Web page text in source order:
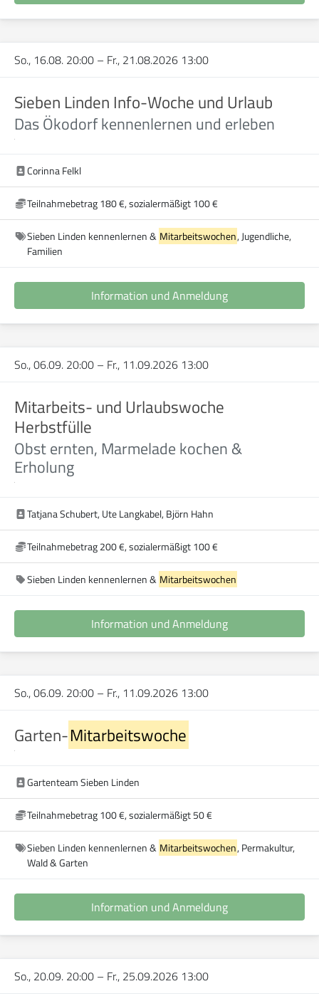
So., 16.08. 20:00 – Fr., 21.08.2026 13:00
Sieben Linden Info-Woche und Urlaub
Das Ökodorf kennenlernen und erleben
Corinna Felkl
Teilnahmebetrag 180 €, sozialermäßigt 100 €
Sieben Linden kennenlernen & Mitarbeitswochen, Jugendliche,
Familien
Information und Anmeldung
So., 06.09. 20:00 – Fr., 11.09.2026 13:00
Mitarbeits- und Urlaubswoche
Herbstfülle
Obst ernten, Marmelade kochen &
Erholung
Tatjana Schubert, Ute Langkabel, Björn Hahn
Teilnahmebetrag 200 €, sozialermäßigt 100 €
Sieben Linden kennenlernen & Mitarbeitswochen
Information und Anmeldung
So., 06.09. 20:00 – Fr., 11.09.2026 13:00
Garten-Mitarbeitswoche
Gartenteam Sieben Linden
Teilnahmebetrag 100 €, sozialermäßigt 50 €
Sieben Linden kennenlernen & Mitarbeitswochen, Permakultur,
Wald & Garten
Information und Anmeldung
So., 20.09. 20:00 – Fr., 25.09.2026 13:00